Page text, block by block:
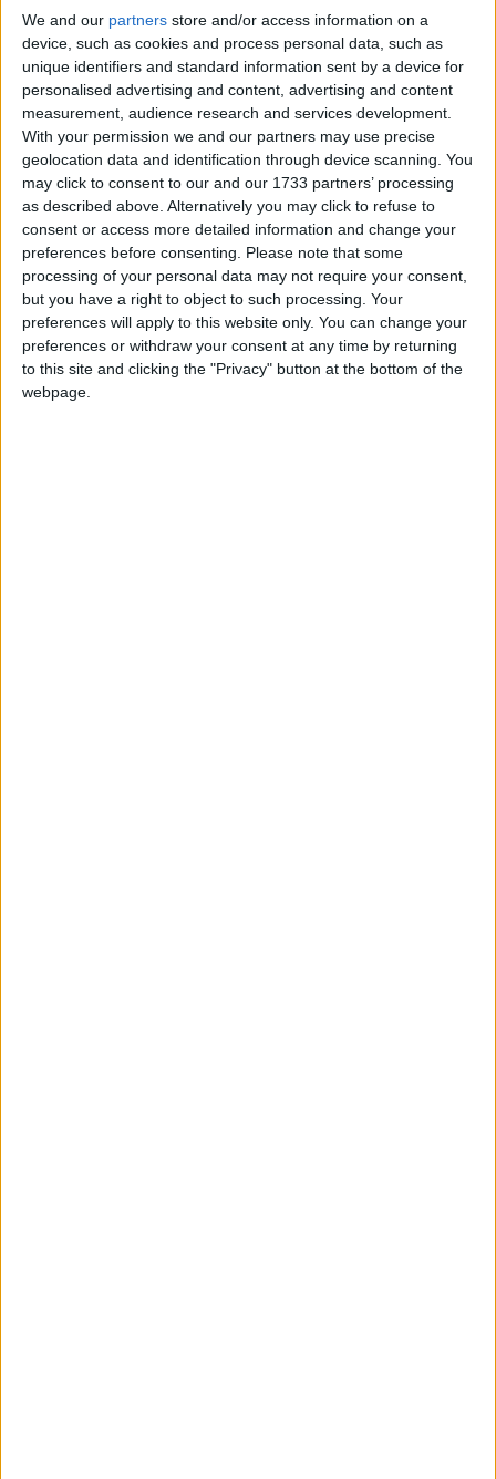
We and our partners store and/or access information on a
device, such as cookies and process personal data, such as
unique identifiers and standard information sent by a device for
personalised advertising and content, advertising and content
measurement, audience research and services development.
With your permission we and our partners may use precise
geolocation data and identification through device scanning. You
may click to consent to our and our 1733 partners’ processing
as described above. Alternatively you may click to refuse to
consent or access more detailed information and change your
preferences before consenting. Please note that some
processing of your personal data may not require your consent,
but you have a right to object to such processing. Your
preferences will apply to this website only. You can change your
preferences or withdraw your consent at any time by returning
to this site and clicking the "Privacy" button at the bottom of the
webpage.
Grosso incendio a
Quartucciu, in fiamme le
auto del centro di
demolizione Pau